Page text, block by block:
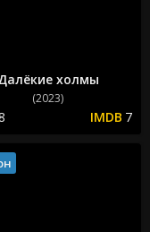
холмы
(2023)
7